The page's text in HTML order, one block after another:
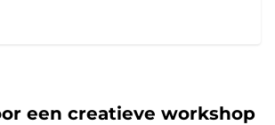
een creatieve workshop